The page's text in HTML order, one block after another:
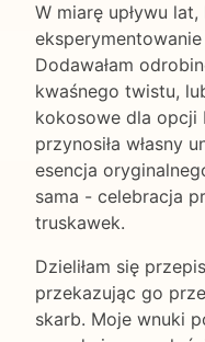
W miarę upływu lat,
Dodawałam
kwaśnego twistu,
kokosowe dla opcji
przynosiła własny
esencja
sama - celebracja
truskawek.
Dzieliłam się
przekazując go
skarb. Moje wnuki